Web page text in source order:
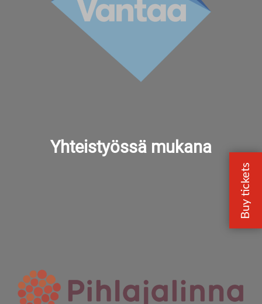
Yhteistyössä mukana